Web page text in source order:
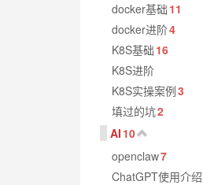
docker基础 11
docker进阶4
K8S基础 16
K8S进阶
K8S实操案例3
填过的坑2
AI 10
openclaw7
ChatGPT使用介绍